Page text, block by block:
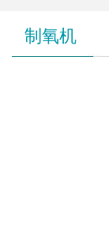
制氧机